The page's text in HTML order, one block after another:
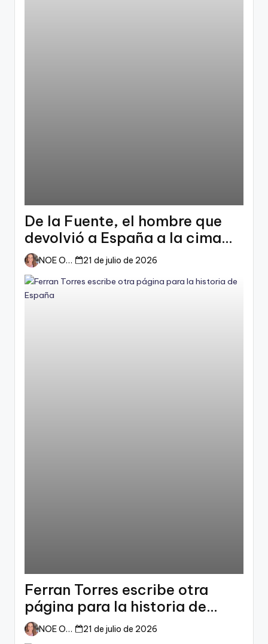
De la Fuente, el hombre que
devolvió a España a la cima
del mundo
NOE ORTIZ 21 de julio de 2026
Ferran Torres escribe otra
página para la historia de
España
NOE ORTIZ 21 de julio de 2026